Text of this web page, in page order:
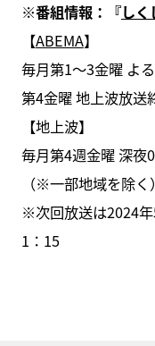
※番組情報：『し
【ABEMA】
毎月第1〜3金曜 よ
第4金曜 地上波放送
【地上波】
毎月第4週金曜 深夜
（※一部地域を除く）
※次回放送は2024
1：15